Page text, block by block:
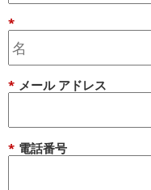
*
* メール アドレス
* 電話番号